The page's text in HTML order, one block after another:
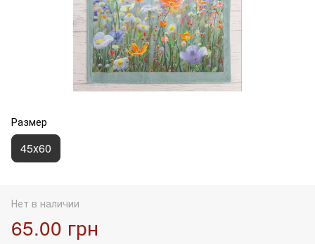
Размер
45х60
Нет в наличии
65.00 грн